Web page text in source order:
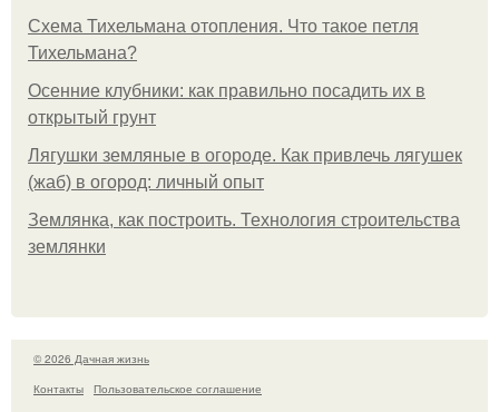
Схема Тихельмана отопления. Что такое петля
Тихельмана?
Осенние клубники: как правильно посадить их в
открытый грунт
Лягушки земляные в огороде. Как привлечь лягушек
(жаб) в огород: личный опыт
Землянка, как построить. Технология строительства
землянки
© 2026 Дачная жизнь
Контакты
Пользовательское соглашение